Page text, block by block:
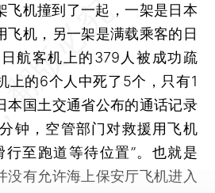
机撞到了一起，一架是日本
飞机，另一架是满载乘客的日
航客机上的379人被成功疏
上的6个人中死了5个，只有1
本国土交通省公布的通话记录
钟，空管部门对救援用飞机
行至跑道等待位置”。也就是
没有允许海上保安厅飞机进入